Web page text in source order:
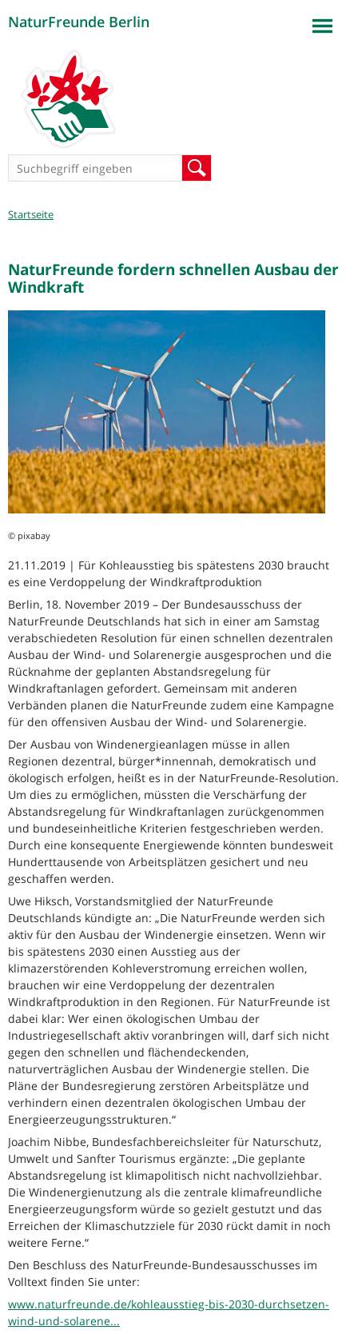
NaturFreunde Berlin
Suchformular
Sie
Startseite
NaturFreunde fordern schnellen Ausbau der
Windkraft
© pixabay
21.11.2019 | Für Kohleausstieg bis spätestens 2030 braucht
es eine Verdoppelung der Windkraftproduktion
Berlin, 18. November 2019 – Der Bundesausschuss der
NaturFreunde Deutschlands hat sich in einer am Samstag
verabschiedeten Resolution für einen schnellen dezentralen
Ausbau der Wind- und Solarenergie ausgesprochen und die
Rücknahme der geplanten Abstandsregelung für
Windkraftanlagen gefordert. Gemeinsam mit anderen
Verbänden planen die NaturFreunde zudem eine Kampagne
für den offensiven Ausbau der Wind- und Solarenergie.
Der Ausbau von Windenergieanlagen müsse in allen
Regionen dezentral, bürger*innennah, demokratisch und
ökologisch erfolgen, heißt es in der NaturFreunde-Resolution.
Um dies zu ermöglichen, müssten die Verschärfung der
Abstandsregelung für Windkraftanlagen zurückgenommen
und bundeseinheitliche Kriterien festgeschrieben werden.
Durch eine konsequente Energiewende könnten bundesweit
Hunderttausende von Arbeitsplätzen gesichert und neu
geschaffen werden.
Uwe Hiksch, Vorstandsmitglied der NaturFreunde
Deutschlands kündigte an: „Die NaturFreunde werden sich
aktiv für den Ausbau der Windenergie einsetzen. Wenn wir
bis spätestens 2030 einen Ausstieg aus der
klimazerstörenden Kohleverstromung erreichen wollen,
brauchen wir eine Verdoppelung der dezentralen
Windkraftproduktion in den Regionen. Für NaturFreunde ist
dabei klar: Wer einen ökologischen Umbau der
Industriegesellschaft aktiv voranbringen will, darf sich nicht
gegen den schnellen und flächendeckenden,
naturverträglichen Ausbau der Windenergie stellen. Die
Pläne der Bundesregierung zerstören Arbeitsplätze und
verhindern einen dezentralen ökologischen Umbau der
Energieerzeugungsstrukturen.“
Joachim Nibbe, Bundesfachbereichsleiter für Naturschutz,
Umwelt und Sanfter Tourismus ergänzte: „Die geplante
Abstandsregelung ist klimapolitisch nicht nachvollziehbar.
Die Windenergienutzung als die zentrale klimafreundliche
Energieerzeugungsform würde so gezielt gestutzt und das
Erreichen der Klimaschutzziele für 2030 rückt damit in noch
weitere Ferne.“
Den Beschluss des NaturFreunde-Bundesausschusses im
Volltext finden Sie unter:
www.naturfreunde.de/kohleausstieg-bis-2030-durchsetzen-
wind-und-solarene...